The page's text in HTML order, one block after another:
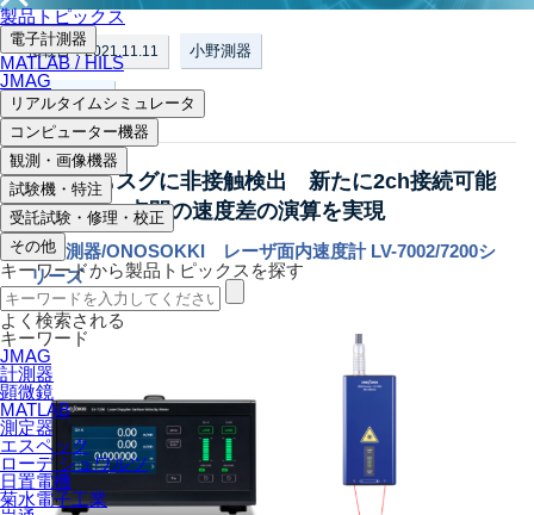
製品トピックス
電子計測器
MATLAB / HILS
JMAG
リアルタイムシミュレータ
コンピューター機器
観測・画像機器
試験機・特注
受託試験・修理・校正
その他
キーワードから製品トピックスを探す
よく検索される
キーワード
JMAG
計測器
顕微鏡
MATLAB
測定器
エスペック
ローデ シュワルツ
日置電機
菊水電子工業
掲載日：2021.11.11 小野測器
寸法測定器
どこでもスグに非接触検出 新たに2ch接続可能
となり、2点間の速度差の演算を実現
小野測器/ONOSOKKI レーザ面内速度計 LV-7002/7200シ
リーズ